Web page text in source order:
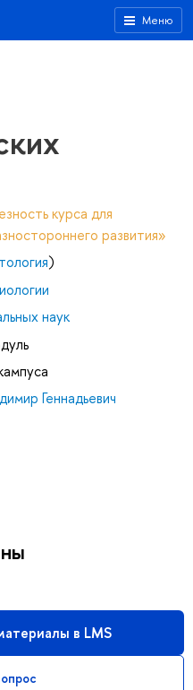
Меню
курса для
развития»
)
наук
Геннадьевич
в LMS